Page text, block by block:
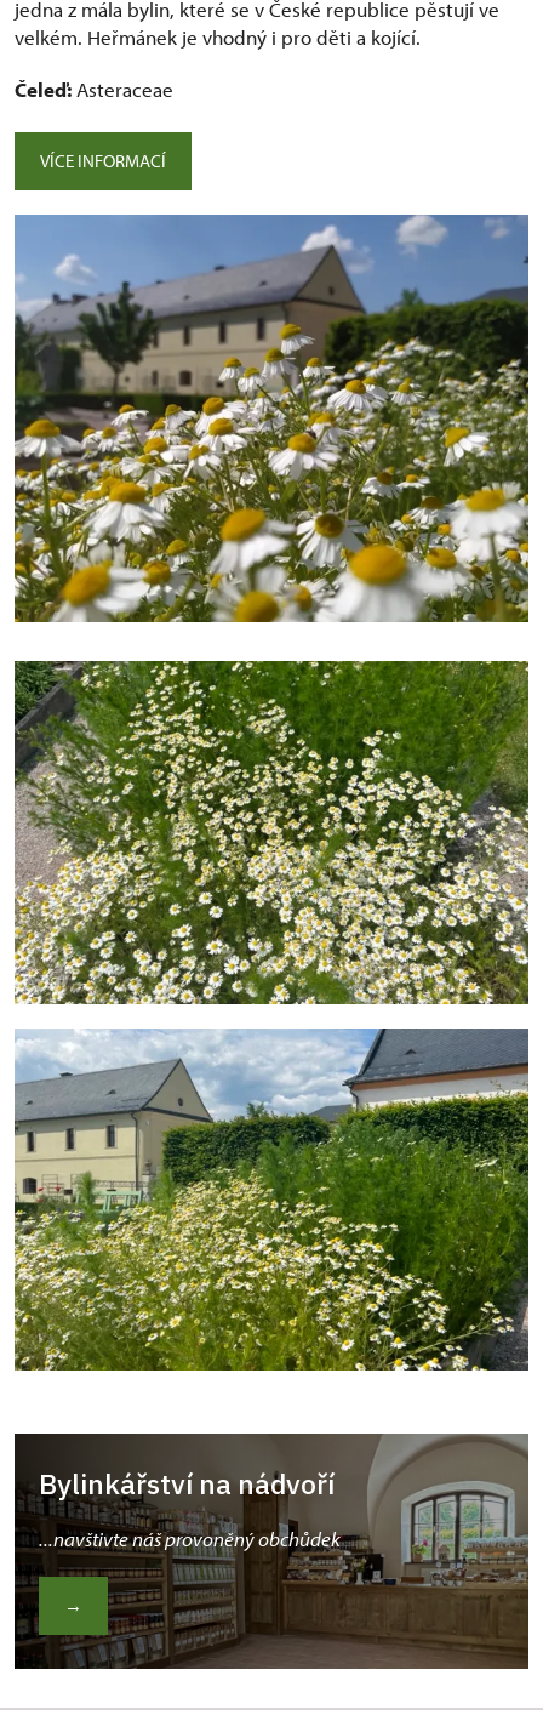
jedna z mála bylin, které se v České republice pěstují ve
velkém. Heřmánek je vhodný i pro děti a kojící.
Čeleď: Asteraceae
VÍCE INFORMACÍ
Bylinkářství na nádvoří
...navštivte náš provoněný obchůdek
→